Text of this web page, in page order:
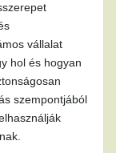
vállalat
hol és hogyan
szempontjából